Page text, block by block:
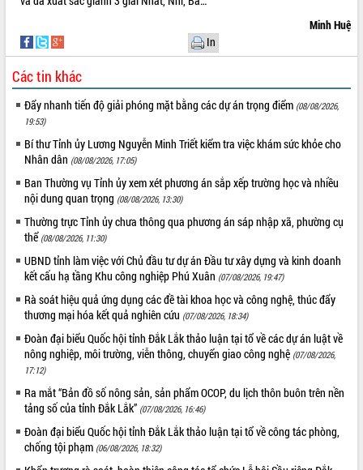
Hội thảo khoa học “Giải pháp thúc đẩy
phát triển nền kinh tế xanh tại tỉnh
Đắk Lắk”
Tăng cường giám sát, đôn đốc thực
hiện nhiệm vụ quản lý tài sản công
hàng tuần
Tháo gỡ những vướng mắc, đẩy mạnh
tại Trung tâm Phục vụ hành chính
công tỉnh
Đắk Lắk: Tôn vinh 46 giải pháp tại Hội
thi Sáng tạo Kỹ thuật 2024 - 2025
Đắk Lắk rà soát, điều chỉnh Đề án 190
về phát triển nuôi trồng thủy sản
Phó Chủ tịch UBND tỉnh Đắk Lắk
Trương Công Thái kiểm tra thực địa
Dự án cao tốc Khánh Hòa - Buôn Ma
Thuột
Định vị cà phê Việt Nam như một “di
sản sống” trong dòng chảy toàn cầu
Xây dựng nông thôn mới: Nâng cao đời
thực
Quyết liệt tháo gỡ vướng mắc, đẩy
Minh Huệ
In
Các tin khác
Đẩy nhanh tiến độ giải phóng mặt bằng các dự án trọng điểm (08/08/2026,
19:53)
Bí thư Tỉnh ủy Lương Nguyễn Minh Triết kiểm tra việc khám sức khỏe cho
Nhân dân (08/08/2026, 17:05)
Ban Thường vụ Tỉnh ủy xem xét phương án sắp xếp trường học và nhiều
nội dung quan trọng (08/08/2026, 13:30)
Thường trực Tỉnh ủy chưa thông qua phương án sáp nhập xã, phường cụ
thể (08/08/2026, 11:30)
UBND tỉnh làm việc với Chủ đầu tư dự án Đầu tư xây dựng và kinh doanh
kết cấu hạ tầng Khu công nghiệp Phú Xuân (07/08/2026, 19:47)
Rà soát hiệu quả ứng dụng các đề tài khoa học và công nghệ, thúc đẩy
thương mại hóa kết quả nghiên cứu (07/08/2026, 18:34)
Đoàn đại biểu Quốc hội tỉnh Đắk Lắk thảo luận tại tổ về các dự án luật về
nông nghiệp, môi trường, viễn thông, chuyển giao công nghệ (07/08/2026,
17:12)
Ra mắt “Bản đồ số nông sản, sản phẩm OCOP, du lịch thôn buôn trên nền
tảng số của tỉnh Đắk Lắk” (07/08/2026, 16:46)
Đoàn đại biểu Quốc hội tỉnh Đắk Lắk thảo luận tại tổ về công tác phòng,
chống tội phạm (06/08/2026, 18:32)